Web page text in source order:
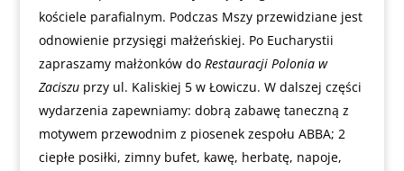
kościele parafialnym. Podczas Mszy przewidziane jest
odnowienie przysięgi małżeńskiej. Po Eucharystii
zapraszamy małżonków do Restauracji Polonia w
Zaciszu przy ul. Kaliskiej 5 w Łowiczu. W dalszej części
wydarzenia zapewniamy: dobrą zabawę taneczną z
motywem przewodnim z piosenek zespołu ABBA; 2
ciepłe posiłki, zimny bufet, kawę, herbatę, napoje,